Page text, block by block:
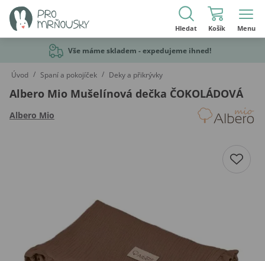
Hledat Košík Menu
Vše máme skladem - expedujeme ihned!
Úvod / Spaní a pokojíček / Deky a přikrývky
Albero Mio Mušelínová dečka ČOKOLÁDOVÁ
Albero Mio